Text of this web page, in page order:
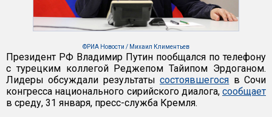
©РИА Новости / Михаил Климентьев
Президент РФ Владимир Путин пообщался по телефону
с турецким коллегой Реджепом Тайипом Эрдоганом.
Лидеры обсуждали результатысостоявшегося в Сочи
конгресса национального сирийского диалога, сообщает
в среду, 31 января, пресс-служба Кремля.